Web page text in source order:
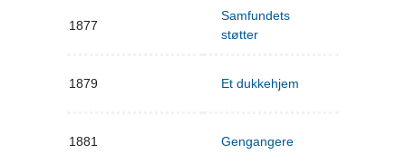
1877
Samfundets
støtter
1879 Et dukkehjem
1881 Gengangere